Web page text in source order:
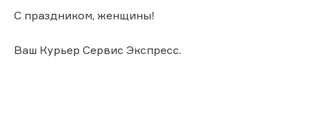
С праздником, женщины!
Ваш Курьер Сервис Экспресс.